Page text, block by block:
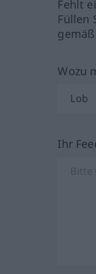
Fehlt
Füllen
Wozu
Ihr